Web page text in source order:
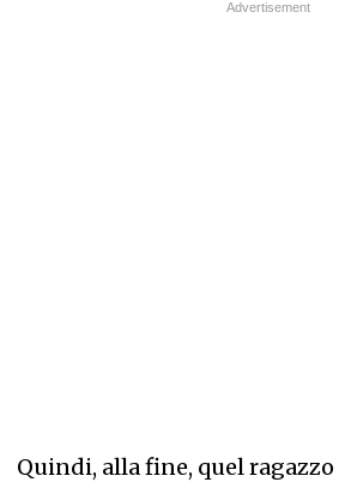
Quindi, alla fine, quel